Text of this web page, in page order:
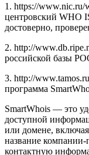
1. https://
центровский WHO
достоверно,
2. http://
российской базы
3. http://
программа
SmartWhois — это
доступной
или домене,
название компании-
контактную